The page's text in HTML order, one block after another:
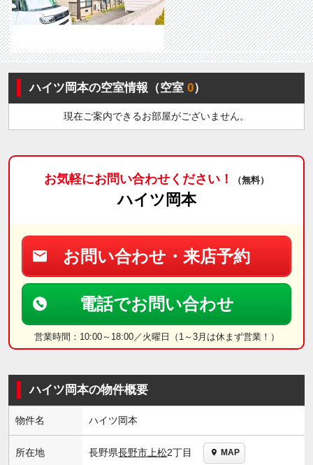
ハイツ岡本の空室情報（空室0）
現在ご案内できるお部屋がございません。
お気軽にお問い合わせください！ （無料）
ハイツ岡本
お問い合わせ・来店予約
電話でお問い合わせ
営業時間：10:00～18:00／火曜日（1～3月は休まず営業！）
ハイツ岡本の物件概要
物件名 ハイツ岡本
所在地 長野県長野市 上松2丁目 MAP